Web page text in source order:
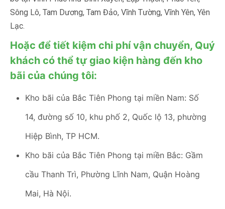
Sông Lô, Tam Dương, Tam Đảo, Vĩnh Tường, Vĩnh Yên, Yên
Lạc.
Hoặc để tiết kiệm chi phí vận chuyển, Quý
khách có thể tự giao kiện hàng đến kho
bãi của chúng tôi:
Kho bãi của Bắc Tiên Phong tại miền Nam: Số
14, đường số 10, khu phố 2, Quốc lộ 13, phường
Hiệp Bình, TP HCM.
Kho bãi của Bắc Tiên Phong tại miền Bắc: Gầm
cầu Thanh Trì, Phường Lĩnh Nam, Quận Hoàng
Mai, Hà Nội.